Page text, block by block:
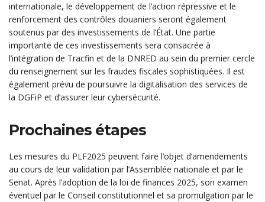
internationale, le développement de l’action répressive et le
renforcement des contrôles douaniers seront également
soutenus par des investissements de l’État. Une partie
importante de ces investissements sera consacrée à
l’intégration de Tracfin et de la DNRED au sein du premier cercle
du renseignement sur les fraudes fiscales sophistiquées. Il est
également prévu de poursuivre la digitalisation des services de
la DGFiP et d’assurer leur cybersécurité.
Prochaines étapes
Les mesures du PLF2025 peuvent faire l’objet d’amendements
au cours de leur validation par l’Assemblée nationale et par le
Senat. Après l’adoption de la loi de finances 2025, son examen
éventuel par le Conseil constitutionnel et sa promulgation par le